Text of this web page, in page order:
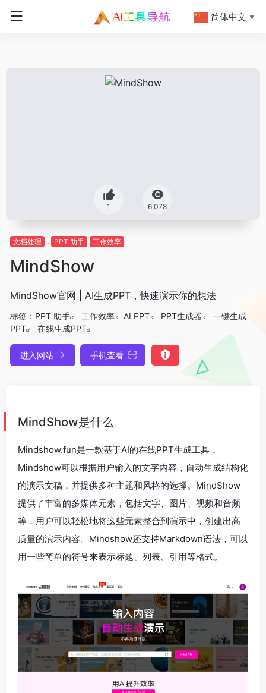
1 6,078
文档处理 PPT 助手 工作效率
MindShow
MindShow官网 | AI生成PPT，快速演示你的想法
标签： PPT 助手 工作效率 AI PPT PPT生成器
一键生成
PPT
在线生成PPT
进入网站 手机查看
MindShow是什么
Mindshow.fun是一款基于AI的在线PPT生成工具，
Mindshow可以根据用户输入的文字内容，自动生成结构化
的演示文稿，并提供多种主题和风格的选择。MindShow
提供了丰富的多媒体元素，包括文字、图片、视频和音频
等，用户可以轻松地将这些元素整合到演示中，创建出高
质量的演示内容。Mindshow还支持Markdown语法，可以
用一些简单的符号来表示标题、列表、引用等格式。
简体中文 ▼